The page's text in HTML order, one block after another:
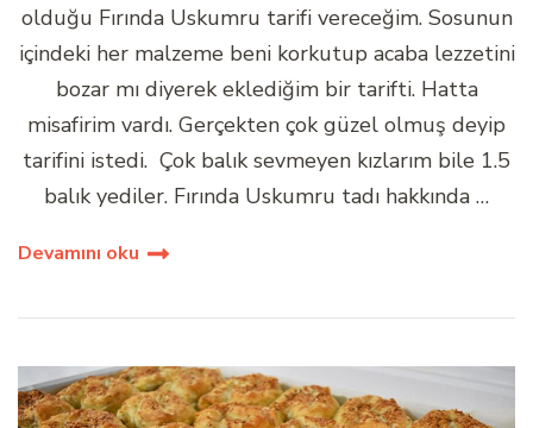
olduğu Fırında Uskumru tarifi vereceğim. Sosunun
içindeki her malzeme beni korkutup acaba lezzetini
bozar mı diyerek eklediğim bir tarifti. Hatta
misafirim vardı. Gerçekten çok güzel olmuş deyip
tarifini istedi. Çok balık sevmeyen kızlarım bile 1.5
balık yediler. Fırında Uskumru tadı hakkında …
Devamını oku